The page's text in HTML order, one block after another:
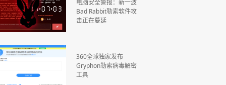
电脑安全警报：新一波
Bad Rabbit勒索软件攻
击正在蔓延
360全球独家发布
Gryphon勒索病毒解密
工具